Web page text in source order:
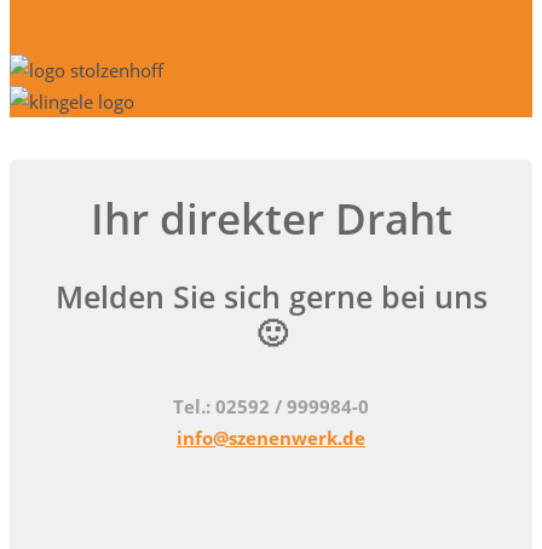
Ihr direkter Draht
Melden Sie sich gerne bei uns
🙂
Tel.: 02592 / 999984-0
info@szenenwerk.de